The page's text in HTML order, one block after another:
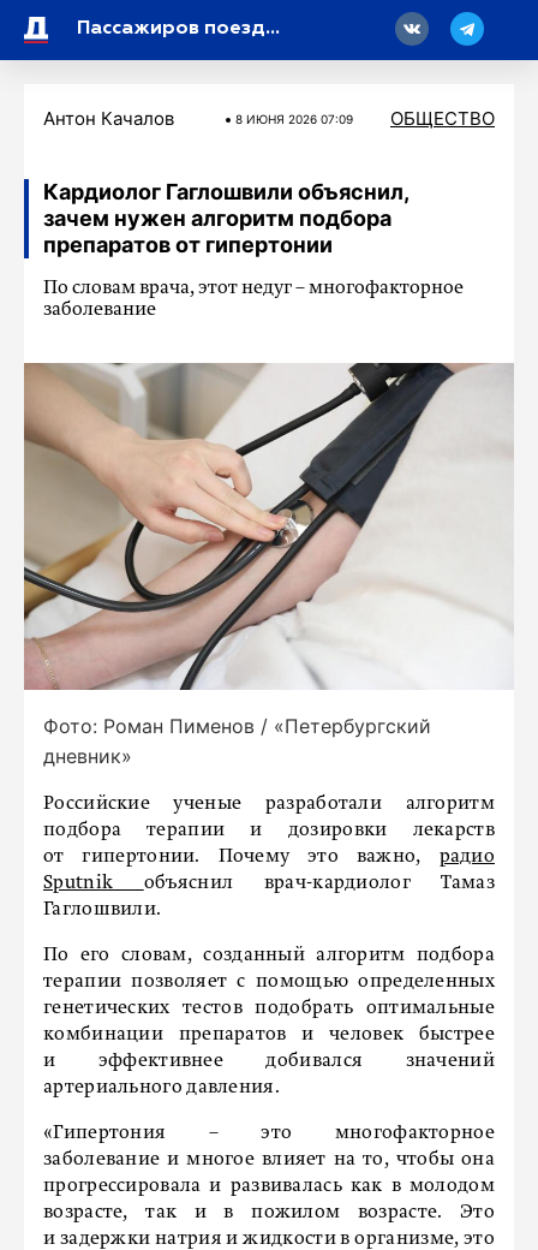
Пассажиров поездов в Крыму эвакуировали после атаки БПЛА на состав
Антон Качалов 8 ИЮНЯ 2026 07:09 ОБЩЕСТВО
Кардиолог Гаглошвили объяснил,
зачем нужен алгоритм подбора
препаратов от гипертонии
По словам врача, этот недуг – многофакторное
заболевание
Фото: Роман Пименов / «Петербургский
дневник»
Российские ученые разработали алгоритм
подбора терапии и дозировки лекарств
от гипертонии. Почему это важно, радио
Sputnik объяснил врач-кардиолог Тамаз
Гаглошвили.
По его словам, созданный алгоритм подбора
терапии позволяет с помощью определенных
генетических тестов подобрать оптимальные
комбинации препаратов и человек быстрее
и эффективнее добивался значений
артериального давления.
«Гипертония – это многофакторное
заболевание и многое влияет на то, чтобы она
прогрессировала и развивалась как в молодом
возрасте, так и в пожилом возрасте. Это
и задержки натрия и жидкости в организме, это